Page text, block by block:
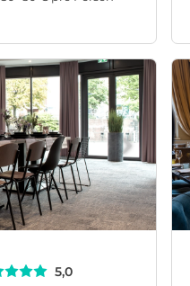
5,0